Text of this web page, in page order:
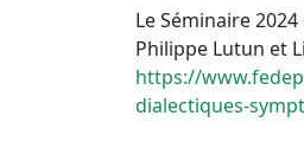
Le Séminaire
Philippe Lutun et
https://
dialectiques-